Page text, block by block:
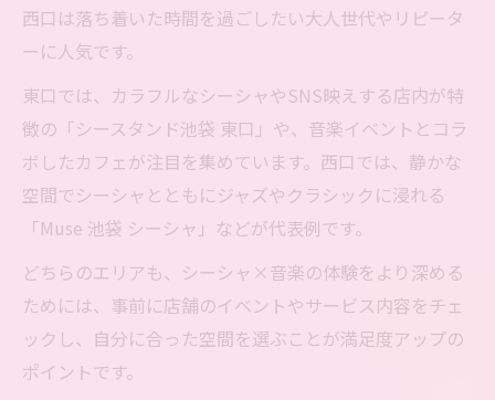
西口は落ち着いた時間を過ごしたい大人世代やリピータ
ーに人気です。
東口では、カラフルなシーシャやSNS映えする店内が特
徴の「シースタンド池袋 東口」や、音楽イベントとコラ
ボしたカフェが注目を集めています。西口では、静かな
空間でシーシャとともにジャズやクラシックに浸れる
「Muse 池袋 シーシャ」などが代表例です。
どちらのエリアも、シーシャ×音楽の体験をより深める
ためには、事前に店舗のイベントやサービス内容をチェ
ックし、自分に合った空間を選ぶことが満足度アップの
ポイントです。